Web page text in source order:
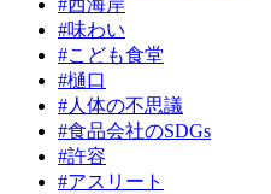
#味わい
#こども食堂
#樋口
#人体の不思議
#食品会社のSDGs
#許容
#アスリート